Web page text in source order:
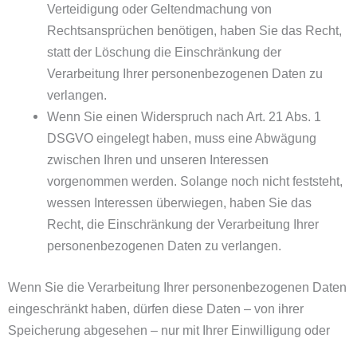
Verteidigung oder Geltendmachung von
Rechtsansprüchen benötigen, haben Sie das Recht,
statt der Löschung die Einschränkung der
Verarbeitung Ihrer personenbezogenen Daten zu
verlangen.
Wenn Sie einen Widerspruch nach Art. 21 Abs. 1
DSGVO eingelegt haben, muss eine Abwägung
zwischen Ihren und unseren Interessen
vorgenommen werden. Solange noch nicht feststeht,
wessen Interessen überwiegen, haben Sie das
Recht, die Einschränkung der Verarbeitung Ihrer
personenbezogenen Daten zu verlangen.
Wenn Sie die Verarbeitung Ihrer personenbezogenen Daten
eingeschränkt haben, dürfen diese Daten – von ihrer
Speicherung abgesehen – nur mit Ihrer Einwilligung oder